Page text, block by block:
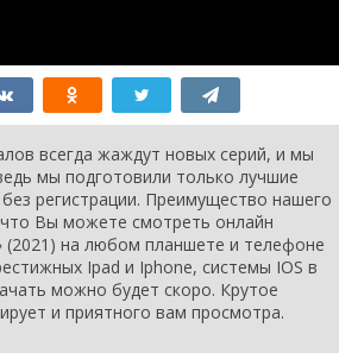
всегда жаждут новых серий, и мы
мы подготовили только лучшие
регистрации. Преимущество нашего
Вы можете смотреть онлайн
(2021) на любом планшете и телефоне
Ipad и Iphone, системы IOS в
можно будет скоро. Крутое
и приятного вам просмотра.